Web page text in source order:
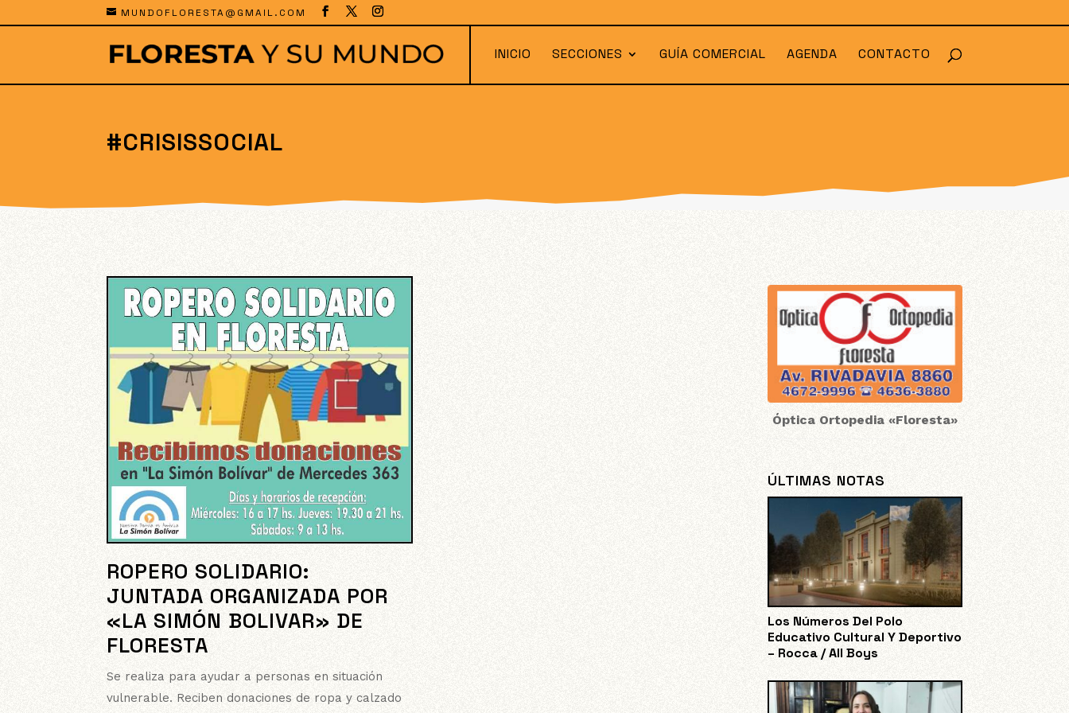
MUNDOFLORESTA@GMAIL.COM
INICIO SECCIONES GUÍA COMERCIAL AGENDA CONTACTO
#CRISISSOCIAL
ROPERO SOLIDARIO:
JUNTADA ORGANIZADA POR
«LA SIMÓN BOLIVAR» DE
FLORESTA
Se realiza para ayudar a personas en situación
vulnerable. Reciben donaciones de ropa y calzado
Óptica Ortopedia «Floresta»
ÚLTIMAS NOTAS
Los Números Del Polo
Educativo Cultural Y Deportivo
– Rocca / All Boys